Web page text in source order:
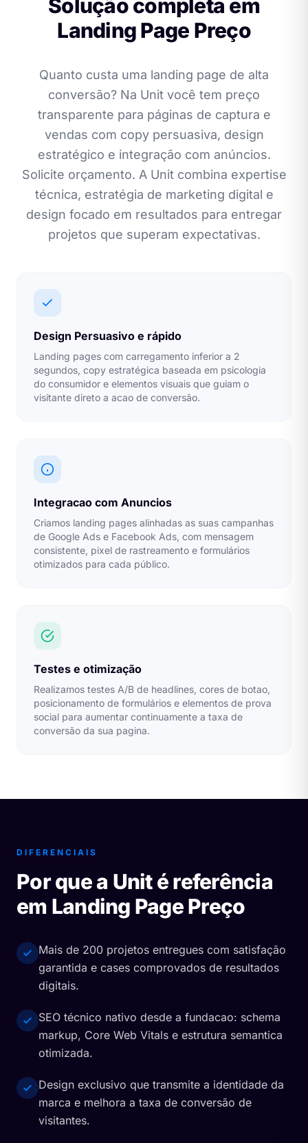
Solução completa em
Landing Page Preço
Quanto custa uma landing page de alta
conversão? Na Unit você tem preço
transparente para páginas de captura e
vendas com copy persuasiva, design
estratégico e integração com anúncios.
Solicite orçamento. A Unit combina expertise
técnica, estratégia de marketing digital e
design focado em resultados para entregar
projetos que superam expectativas.
Design Persuasivo e rápido
Landing pages com carregamento inferior a 2
segundos, copy estratégica baseada em psicologia
do consumidor e elementos visuais que guiam o
visitante direto a acao de conversão.
Integracao com Anuncios
Criamos landing pages alinhadas as suas campanhas
de Google Ads e Facebook Ads, com mensagem
consistente, pixel de rastreamento e formulários
otimizados para cada público.
Testes e otimização
Realizamos testes A/B de headlines, cores de botao,
posicionamento de formulários e elementos de prova
social para aumentar continuamente a taxa de
conversão da sua pagina.
DIFERENCIAIS
Por que a Unit é referência
em Landing Page Preço
Mais de 200 projetos entregues com satisfação
garantida e cases comprovados de resultados
digitais.
SEO técnico nativo desde a fundacao: schema
markup, Core Web Vitals e estrutura semantica
otimizada.
Design exclusivo que transmite a identidade da
marca e melhora a taxa de conversão de
visitantes.